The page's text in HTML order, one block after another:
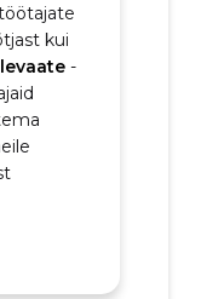
kui
-